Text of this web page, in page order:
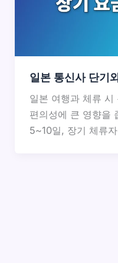
일본 통신사 단기
일본 여행과 체류
편의성에 큰 영향을
5~10일, 장기 체류